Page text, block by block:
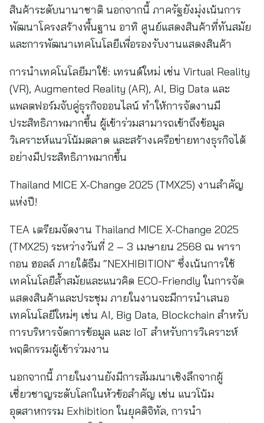
สินค้าระดับนานาชาติ นอกจากนี้ ภาครัฐยังมุ่งเน้นการ
พัฒนาโครงสร้างพื้นฐาน อาทิ ศูนย์แสดงสินค้าที่ทันสมัย
และการพัฒนาเทคโนโลยีเพื่อรองรับงานแสดงสินค้า
การนำเทคโนโลยีมาใช้: เทรนด์ใหม่ เช่น Virtual Reality
(VR), Augmented Reality (AR), AI, Big Data และ
แพลตฟอร์มจับคู่ธุรกิจออนไลน์ ทำให้การจัดงานมี
ประสิทธิภาพมากขึ้น ผู้เข้าร่วมสามารถเข้าถึงข้อมูล
วิเคราะห์แนวโน้มตลาด และสร้างเครือข่ายทางธุรกิจได้
อย่างมีประสิทธิภาพมากขึ้น
Thailand MICE X-Change 2025 (TMX25) งานสำคัญ
แห่งปี!
TEA เตรียมจัดงาน Thailand MICE X-Change 2025
(TMX25) ระหว่างวันที่ 2 – 3 เมษายน 2568 ณ พารา
กอน ฮอลล์ ภายใต้ธีม “NEXHIBITION” ซึ่งเน้นการใช้
เทคโนโลยีล้ำสมัยและแนวคิด ECO-Friendly ในการจัด
แสดงสินค้าและประชุม ภายในงานจะมีการนำเสนอ
เทคโนโลยีใหม่ๆ เช่น AI, Big Data, Blockchain สำหรับ
การบริหารจัดการข้อมูล และ IoT สำหรับการวิเคราะห์
พฤติกรรมผู้เข้าร่วมงาน
นอกจากนี้ ภายในงานยังมีการสัมมนาเชิงลึกจากผู้
เชี่ยวชาญระดับโลกในหัวข้อสำคัญ เช่น แนวโน้ม
อุตสาหกรรม Exhibition ในยุคดิจิทัล, การนำ